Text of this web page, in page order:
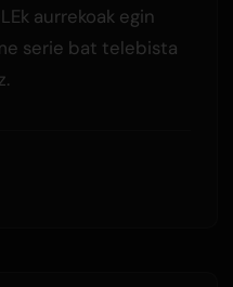
aurrekoak egin
serie bat telebista